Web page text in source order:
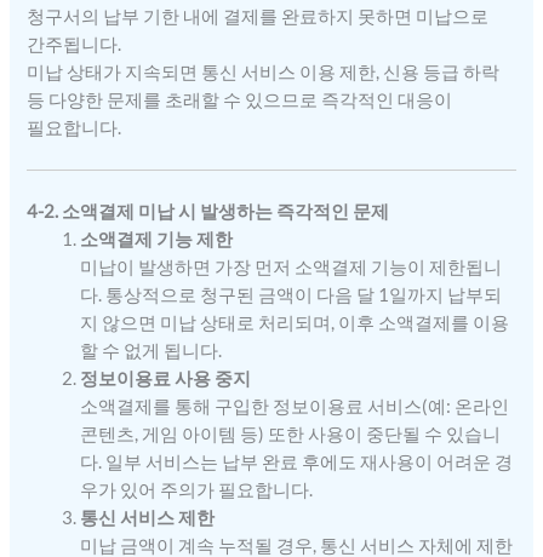
청구서의 납부 기한 내에 결제를 완료하지 못하면 미납으로
간주됩니다.
미납 상태가 지속되면 통신 서비스 이용 제한, 신용 등급 하락
등 다양한 문제를 초래할 수 있으므로 즉각적인 대응이
필요합니다.
4-2. 소액결제 미납 시 발생하는 즉각적인 문제
소액결제 기능 제한
미납이 발생하면 가장 먼저 소액결제 기능이 제한됩니
다. 통상적으로 청구된 금액이 다음 달 1일까지 납부되
지 않으면 미납 상태로 처리되며, 이후 소액결제를 이용
할 수 없게 됩니다.
정보이용료 사용 중지
소액결제를 통해 구입한 정보이용료 서비스(예: 온라인
콘텐츠, 게임 아이템 등) 또한 사용이 중단될 수 있습니
다. 일부 서비스는 납부 완료 후에도 재사용이 어려운 경
우가 있어 주의가 필요합니다.
통신 서비스 제한
미납 금액이 계속 누적될 경우, 통신 서비스 자체에 제한